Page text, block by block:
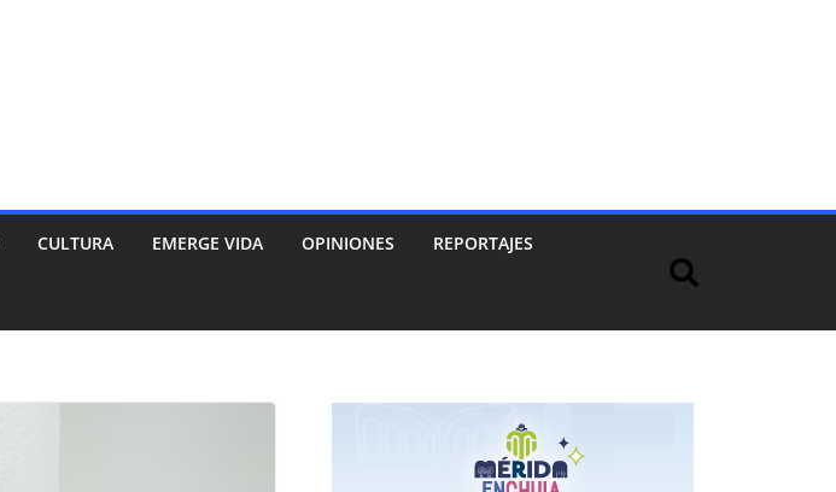
CULTURA EMERGE VIDA OPINIONES REPORTAJES